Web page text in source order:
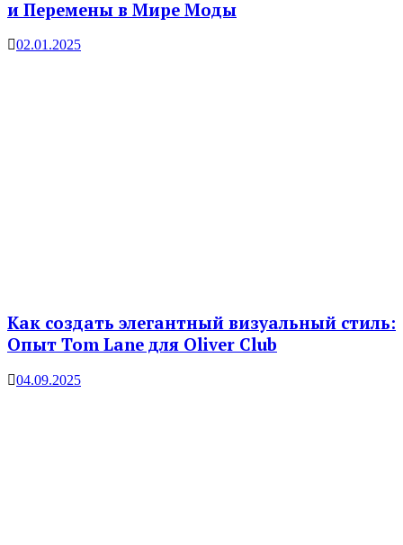
и Перемены в Мире Моды
02.01.2025
Как создать элегантный визуальный стиль:
Опыт Tom Lane для Oliver Club
04.09.2025